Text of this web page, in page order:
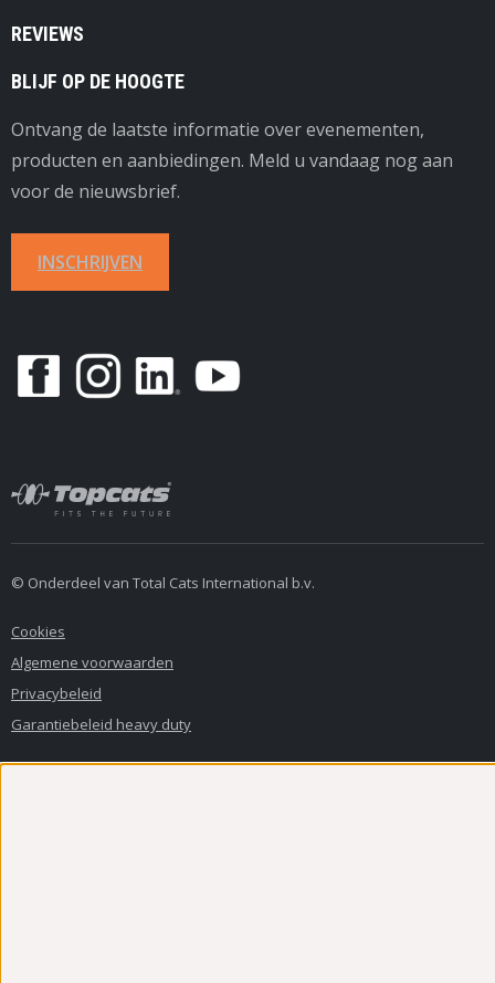
REVIEWS
BLIJF OP DE HOOGTE
Ontvang de laatste informatie over evenementen,
producten en aanbiedingen. Meld u vandaag nog aan
voor de nieuwsbrief.
INSCHRIJVEN
© Onderdeel van Total Cats International b.v.
Cookies
Algemene voorwaarden
Privacybeleid
Garantiebeleid heavy duty